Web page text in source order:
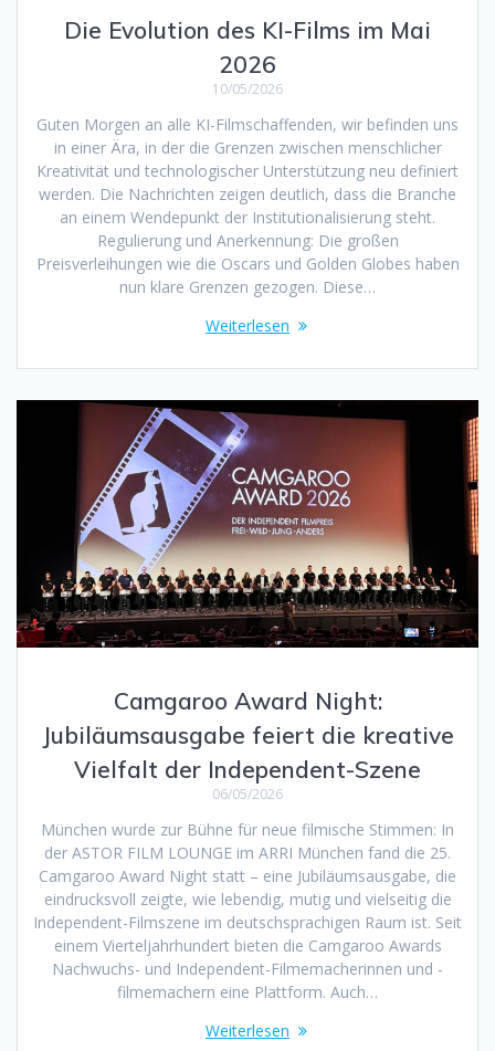
Die Evolution des KI-Films im Mai
2026
10/05/2026
Guten Morgen an alle KI-Filmschaffenden, wir befinden uns
in einer Ära, in der die Grenzen zwischen menschlicher
Kreativität und technologischer Unterstützung neu definiert
werden. Die Nachrichten zeigen deutlich, dass die Branche
an einem Wendepunkt der Institutionalisierung steht.
Regulierung und Anerkennung: Die großen
Preisverleihungen wie die Oscars und Golden Globes haben
nun klare Grenzen gezogen. Diese…
Weiterlesen
Camgaroo Award Night:
Jubiläumsausgabe feiert die kreative
Vielfalt der Independent-Szene
06/05/2026
München wurde zur Bühne für neue filmische Stimmen: In
der ASTOR FILM LOUNGE im ARRI München fand die 25.
Camgaroo Award Night statt – eine Jubiläumsausgabe, die
eindrucksvoll zeigte, wie lebendig, mutig und vielseitig die
Independent-Filmszene im deutschsprachigen Raum ist. Seit
einem Vierteljahrhundert bieten die Camgaroo Awards
Nachwuchs- und Independent-Filmemacherinnen und -
filmemachern eine Plattform. Auch…
Weiterlesen